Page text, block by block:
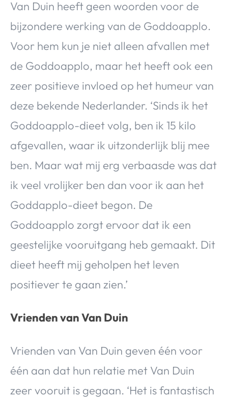
Van Duin heeft geen woorden voor de
bijzondere werking van de Goddoapplo.
Voor hem kun je niet alleen afvallen met
de Goddoapplo, maar het heeft ook een
zeer positieve invloed op het humeur van
deze bekende Nederlander. ‘Sinds ik het
Goddoapplo-dieet volg, ben ik 15 kilo
afgevallen, waar ik uitzonderlijk blij mee
ben. Maar wat mij erg verbaasde was dat
ik veel vrolijker ben dan voor ik aan het
Goddapplo-dieet begon. De
Goddoapplo zorgt ervoor dat ik een
geestelijke vooruitgang heb gemaakt. Dit
dieet heeft mij geholpen het leven
positiever te gaan zien.’
Vrienden van Van Duin
Vrienden van Van Duin geven één voor
één aan dat hun relatie met Van Duin
zeer vooruit is gegaan. ‘Het is fantastisch